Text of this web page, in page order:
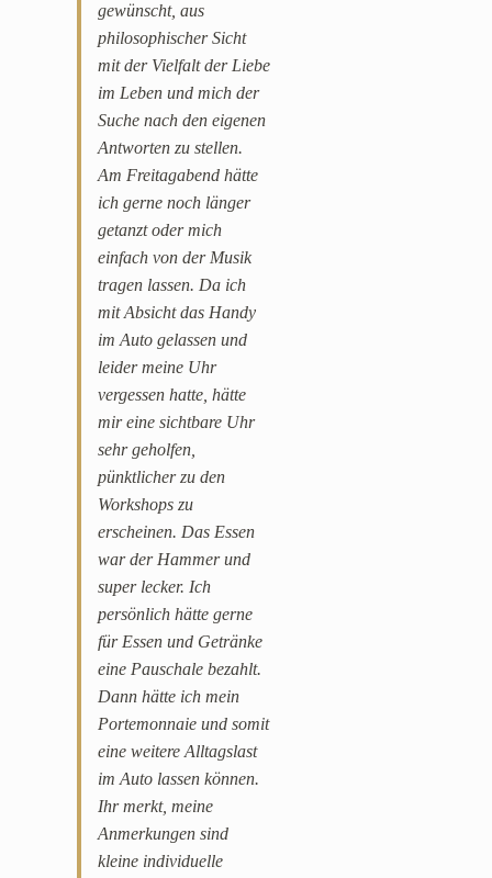
gewünscht, aus
philosophischer Sicht
mit der Vielfalt der Liebe
im Leben und mich der
Suche nach den eigenen
Antworten zu stellen.
Am Freitagabend hätte
ich gerne noch länger
getanzt oder mich
einfach von der Musik
tragen lassen. Da ich
mit Absicht das Handy
im Auto gelassen und
leider meine Uhr
vergessen hatte, hätte
mir eine sichtbare Uhr
sehr geholfen,
pünktlicher zu den
Workshops zu
erscheinen. Das Essen
war der Hammer und
super lecker. Ich
persönlich hätte gerne
für Essen und Getränke
eine Pauschale bezahlt.
Dann hätte ich mein
Portemonnaie und somit
eine weitere Alltagslast
im Auto lassen können.
Ihr merkt, meine
Anmerkungen sind
kleine individuelle